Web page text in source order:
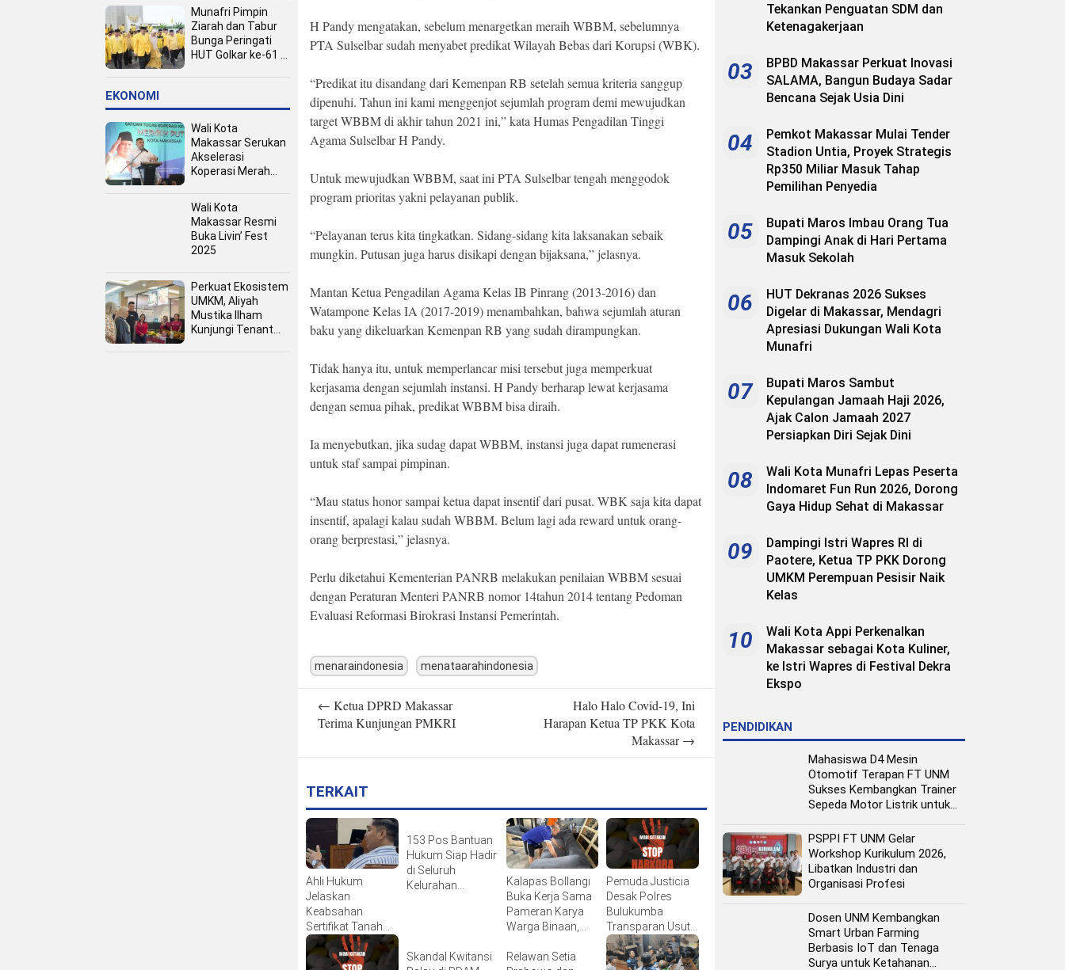
Munafri Pimpin
Ziarah dan Tabur
Bunga Peringati
HUT Golkar ke-61 di
EKONOMI
Wali Kota
Makassar Serukan
Akselerasi
Koperasi Merah
Program Presiden
Prabowo
Wali Kota
Makassar Resmi
Buka Livin’ Fest
2025
Perkuat Ekosistem
UMKM, Aliyah
Mustika Ilham
Kunjungi Tenant
H Pandy mengatakan, sebelum menargetkan meraih WBBM, sebelumnya
PTA Sulselbar sudah menyabet predikat Wilayah Bebas dari Korupsi (WBK).
“Predikat itu disandang dari Kemenpan RB setelah semua kriteria sanggup
dipenuhi. Tahun ini kami menggenjot sejumlah program demi mewujudkan
target WBBM di akhir tahun 2021 ini,” kata Humas Pengadilan Tinggi
Agama Sulselbar H Pandy.
Untuk mewujudkan WBBM, saat ini PTA Sulselbar tengah menggodok
program prioritas yakni pelayanan publik.
“Pelayanan terus kita tingkatkan. Sidang-sidang kita laksanakan sebaik
mungkin. Putusan juga harus disikapi dengan bijaksana,” jelasnya.
Mantan Ketua Pengadilan Agama Kelas IB Pinrang (2013-2016) dan
Watampone Kelas IA (2017-2019) menambahkan, bahwa sejumlah aturan
baku yang dikeluarkan Kemenpan RB yang sudah dirampungkan.
Tidak hanya itu, untuk memperlancar misi tersebut juga memperkuat
kerjasama dengan sejumlah instansi. H Pandy berharap lewat kerjasama
dengan semua pihak, predikat WBBM bisa diraih.
Ia menyebutkan, jika sudag dapat WBBM, instansi juga dapat rumenerasi
untuk staf sampai pimpinan.
“Mau status honor sampai ketua dapat insentif dari pusat. WBK saja kita dapat
insentif, apalagi kalau sudah WBBM. Belum lagi ada reward untuk orang-
orang berprestasi,” jelasnya.
Perlu diketahui Kementerian PANRB melakukan penilaian WBBM sesuai
dengan Peraturan Menteri PANRB nomor 14tahun 2014 tentang Pedoman
Evaluasi Reformasi Birokrasi Instansi Pemerintah.
menaraindonesia menataarahindonesia
navigation
← Ketua DPRD Makassar
Terima Kunjungan PMKRI
Halo Halo Covid-19, Ini
Harapan Ketua TP PKK Kota
Makassar→
TERKAIT
Ahli Hukum
Jelaskan
Keabsahan
Sertifikat Tanah
dalam Sidang
PTUN Makassar
153 Pos Bantuan
Hukum Siap Hadir
di Seluruh
Kelurahan
Kalapas Bollangi
Buka Kerja Sama
Pameran Karya
Warga Binaan,
Kemandirian dan
Pemuda Justicia
Desak Polres
Bulukumba
Transparan Usut
Dugaan “86”
Kasus Narkoba di
Skandal Kwitansi
Relawan Setia
Tekankan Penguatan SDM dan
Ketenagakerjaan
03
BPBD Makassar Perkuat Inovasi
SALAMA, Bangun Budaya Sadar
Bencana Sejak Usia Dini
04
Pemkot Makassar Mulai Tender
Stadion Untia, Proyek Strategis
Rp350 Miliar Masuk Tahap
Pemilihan Penyedia
05
Bupati Maros Imbau Orang Tua
Dampingi Anak di Hari Pertama
Masuk Sekolah
06
HUT Dekranas 2026 Sukses
Digelar di Makassar, Mendagri
Apresiasi Dukungan Wali Kota
Munafri
07
Bupati Maros Sambut
Kepulangan Jamaah Haji 2026,
Ajak Calon Jamaah 2027
Persiapkan Diri Sejak Dini
08
Wali Kota Munafri Lepas Peserta
Indomaret Fun Run 2026, Dorong
Gaya Hidup Sehat di Makassar
09
Dampingi Istri Wapres RI di
Paotere, Ketua TP PKK Dorong
UMKM Perempuan Pesisir Naik
Kelas
10
Wali Kota Appi Perkenalkan
Makassar sebagai Kota Kuliner,
ke Istri Wapres di Festival Dekra
Ekspo
PENDIDIKAN
Mahasiswa D4 Mesin
Otomotif Terapan FT UNM
Sukses Kembangkan Trainer
Sepeda Motor Listrik untuk
PSPPI FT UNM Gelar
Workshop Kurikulum 2026,
Libatkan Industri dan
Organisasi Profesi
Dosen UNM Kembangkan
Smart Urban Farming
Berbasis IoT dan Tenaga
Surya untuk Ketahanan